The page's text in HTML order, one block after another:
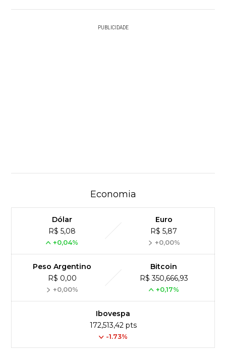
PUBLICIDADE
Economia
Dólar
R$ 5,08
+0,04%
Euro
R$ 5,87
+0,00%
Peso Argentino
R$ 0,00
+0,00%
Bitcoin
R$ 350,666,93
+0,17%
Ibovespa
172,513,42 pts
-1.73%